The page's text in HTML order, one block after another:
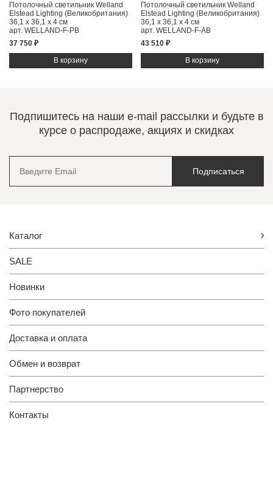
Потолочный светильник Welland
Elstead Lighting (Великобритания)
36,1 x 36,1 x 4 см
арт. WELLAND-F-PB
37 750 ₽
Потолочный светильник Welland
Elstead Lighting (Великобритания)
36,1 x 36,1 x 4 см
арт. WELLAND-F-AB
43 510 ₽
Подпишитесь на наши e-mail рассылки и будьте в
курсе о распродаже, акциях и скидках
Подписаться
Каталог
SALE
Новинки
Фото покупателей
Доставка и оплата
Обмен и возврат
Партнерство
Контакты